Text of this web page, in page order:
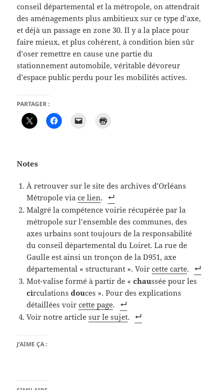
conseil départemental et la métropole, on attendrait
des aménagements plus ambitieux sur ce type d’axe,
et déjà un passage en zone 30. Il y a la place pour
faire mieux, et plus cohérent, à condition bien sûr
d’oser remettre en cause une partie du
stationnement automobile, véritable dévoreur
d’espace public perdu pour les mobilités actives.
PARTAGER :
Notes
À retrouver sur le site des archives d’Orléans
Métropole viace lien.
Malgré la compétence voirie récupérée par la
métropole sur l’ensemble des communes, des
axes urbains sont toujours de la responsabilité
du conseil départemental du Loiret. La rue de
Gaulle est ainsi un tronçon de la D951, axe
départemental « structurant ». Voircette carte.
Mot-valise formé à partir de «chaussée pour les
circulationsdouces ». Pour des explications
détaillées voircette page.
Voir notre articlesur le sujet.
J’AIME ÇA :